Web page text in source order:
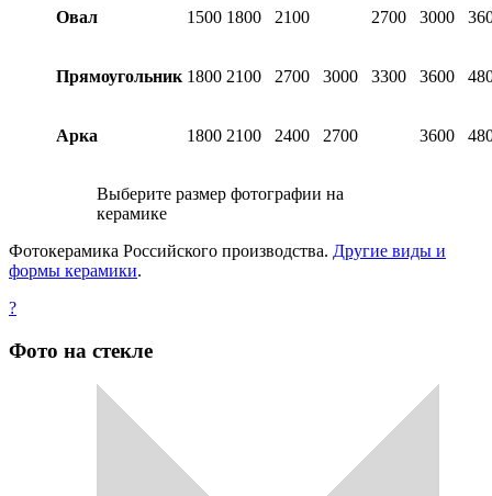
Овал 1500 1800 2100 2700 3000
Прямоугольник 1800 2100 2700 3000 3300 3600
Арка 1800 2100 2400 2700 3600
Выберите размер фотографии на
керамике
Фотокерамика Российского производства. Другие виды и
формы керамики.
?
Фото на стекле